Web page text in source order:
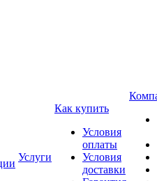
Услуги
Как купить
Условия
оплаты
Условия
доставки